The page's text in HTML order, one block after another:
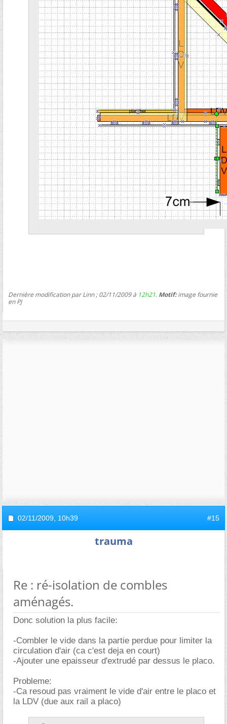
Dernière modification par Linn ; 02/11/2009 à 12h21. Motif:image fournie
en PJ
02/11/2009, 10h39 #15
trauma
Re : ré-isolation de combles
aménagés.
Donc solution la plus facile:
-Combler le vide dans la partie perdue pour limiter la
circulation d'air (ca c'est deja en court)
-Ajouter une epaisseur d'extrudé par dessus le placo.
Probleme:
-Ca resoud pas vraiment le vide d'air entre le placo et
la LDV (due aux rail a placo)